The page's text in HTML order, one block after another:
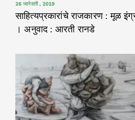
साहित्यप्रकारांचे राजकारण : मूळ
। अनुवाद : आरती रानडे
26 जानेवारी , 2019